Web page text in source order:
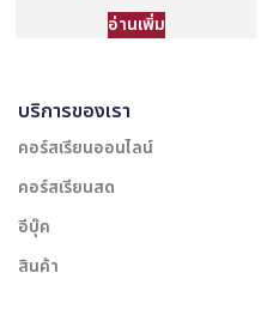
อ่านเพิ่ม
บริการของเรา
คอร์สเรียนออนไลน์
คอร์สเรียนสด
อีบุ๊ค
สินค้า